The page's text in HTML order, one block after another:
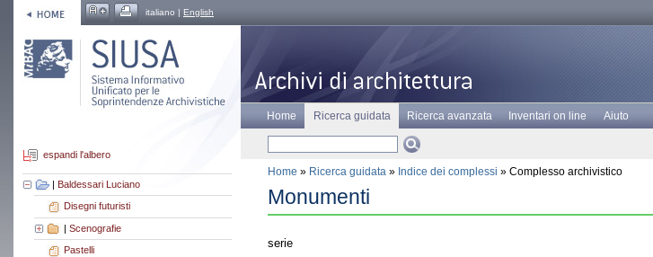
italiano | English
espandi l'albero
| Baldessari Luciano
Disegni futuristi
| Scenografie
Pastelli
Home Ricerca guidata Ricerca avanzata Inventari on line Aiuto
Home » Ricerca guidata » Indice dei complessi » Complesso archivistico
Monumenti
serie